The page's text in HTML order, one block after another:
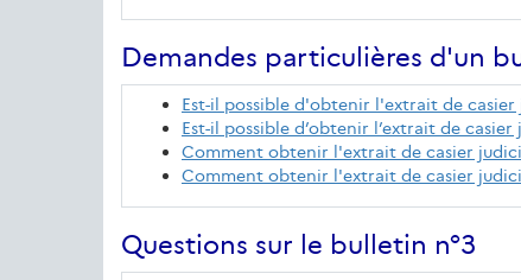
Demandes particulières d'un
Est-il possible d'obtenir l'extrait de
Est-il possible d’obtenir l’extrait de
Comment obtenir l'extrait de casier
Comment obtenir l'extrait de casier
Questions sur le bulletin n°3